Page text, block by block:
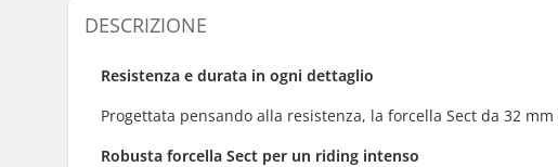
DESCRIZIONE
Resistenza e durata in ogni dettaglio
Progettata pensando alla resistenza, la forcella Sect da 32
Robusta forcella Sect per un riding intenso